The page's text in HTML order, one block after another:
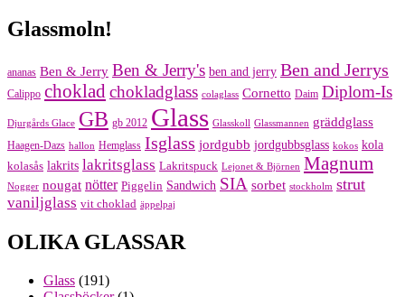
Glassmoln!
ananas Ben & Jerry Ben & Jerry's ben and jerry Ben and Jerrys
Calippo choklad chokladglass colaglass Cornetto Daim Diplom-Is
Djurgårds Glace GB gb 2012 Glass Glasskoll Glassmannen gräddglass
Haagen-Dazs hallon Hemglass Isglass jordgubb jordgubbsglass kokos kola
kolasås lakrits lakritsglass Lakritspuck Lejonet & Björnen Magnum
Nogger nougat nötter Piggelin Sandwich SIA sorbet stockholm strut
vaniljglass vit choklad äppelpaj
OLIKA GLASSAR
Glass (191)